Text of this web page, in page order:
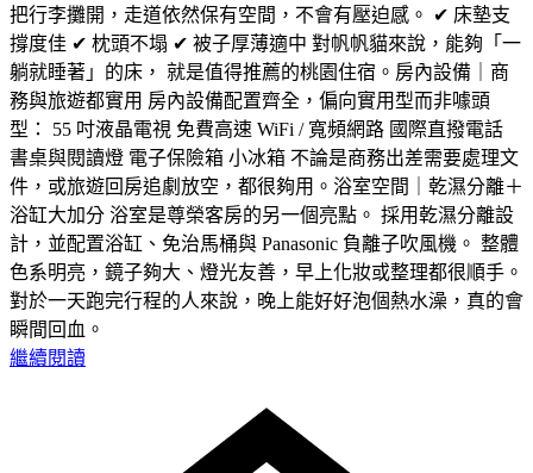
把行李攤開，走道依然保有空間，不會有壓迫感。 ✔ 床墊支
撐度佳 ✔ 枕頭不塌 ✔ 被子厚薄適中 對帆帆貓來說，能夠「一
躺就睡著」的床， 就是值得推薦的桃園住宿。房內設備｜商
務與旅遊都實用 房內設備配置齊全，偏向實用型而非噱頭
型： 55 吋液晶電視 免費高速 WiFi / 寬頻網路 國際直撥電話
書桌與閱讀燈 電子保險箱 小冰箱 不論是商務出差需要處理文
件，或旅遊回房追劇放空，都很夠用。浴室空間｜乾濕分離＋
浴缸大加分 浴室是尊榮客房的另一個亮點。 採用乾濕分離設
計，並配置浴缸、免治馬桶與 Panasonic 負離子吹風機。 整體
色系明亮，鏡子夠大、燈光友善，早上化妝或整理都很順手。
對於一天跑完行程的人來說，晚上能好好泡個熱水澡，真的會
瞬間回血。
繼續閱讀